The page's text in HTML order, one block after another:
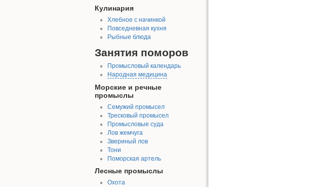
Кулинария
Хлебное с начинкой
Повседневная кухня
Рыбные блюда
Занятия поморов
Промысловый календарь
Народная медицина
Морские и речные
промыслы
Семужий промысел
Тресковый промысел
Промысловые суда
Лов жемчуга
Звериный лов
Тони
Поморская артель
Лесные промыслы
Охота